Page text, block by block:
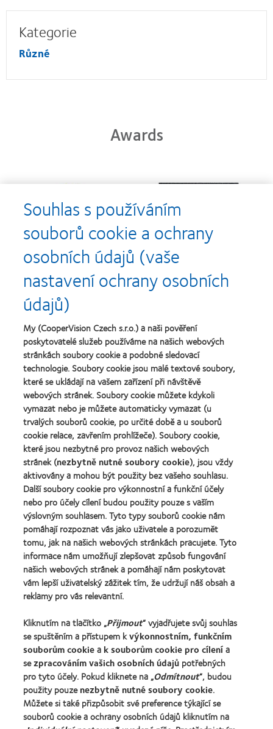
Kategorie
Různé
Awards
Learn
more
about
Cena
Silmo
d’Or
za
nejlepší
výrobek
pro
čočky
MyDay™
(2013)
Learn
about
Kontaktní
čočky
roku
(2013)
Learn
more
about
Nejlepší
společnosti
pro
vedoucí
pracovníky
roku
2012
a
2010
(2012)
Learn
more
about
závod
roku
2011
(2011)
Learn
more
about
Cena
Wealth
of
health
2011
(2011)
Learn
more
about
Cena
ODMA
2011
(2011)
Learn
more
about
Cena
REBRAND
100®
Global
Award
za
rok
2012
(2012)
Naše produkty
Technologie kontaktních čoček
Najděte ty pravé čočky pro vás
Kontaktní čočky a zrak
Nový uživatel
Zkušený uživatel
Blog
O společnosti CooperVision
Kariéra v CooperVision
Souhlas s používáním
souborů cookie a ochrany
osobních údajů (vaše
nastavení ochrany osobních
údajů)
My (CooperVision Czech s.r.o.) a naši pověření
poskytovatelé služeb používáme na našich webových
stránkách soubory cookie a podobné sledovací
technologie. Soubory cookie jsou malé textové soubory,
které se ukládají na vašem zařízení při návštěvě
webových stránek. Soubory cookie můžete kdykoli
vymazat nebo je můžete automaticky vymazat (u
trvalých souborů cookie, po určité době a u souborů
cookie relace, zavřením prohlížeče). Soubory cookie,
které jsou nezbytné pro provoz našich webových
stránek (nezbytně nutné soubory cookie), jsou vždy
aktivovány a mohou být použity bez vašeho souhlasu.
Další soubory cookie pro výkonnostní a funkční účely
nebo pro účely cílení budou použity pouze s vaším
výslovným souhlasem. Tyto typy souborů cookie nám
pomáhají rozpoznat vás jako uživatele a porozumět
tomu, jak na našich webových stránkách pracujete. Tyto
informace nám umožňují zlepšovat způsob fungování
našich webových stránek a pomáhají nám poskytovat
vám lepší uživatelský zážitek tím, že udržují náš obsah a
reklamy pro vás relevantní.
Kliknutím na tlačítko „Přijmout“ vyjadřujete svůj souhlas
se spuštěním a přístupem kvýkonnostním, funkčním
souborům cookiea k souborům cookie pro cílenía
sezpracováním vašich osobních údajů potřebných
pro tyto účely. Pokud kliknete na „Odmítnout“, budou
použity pouzenezbytně nutné soubory cookie.
Můžete si také přizpůsobit své preference týkající se
souborů cookie a ochrany osobních údajů kliknutím na